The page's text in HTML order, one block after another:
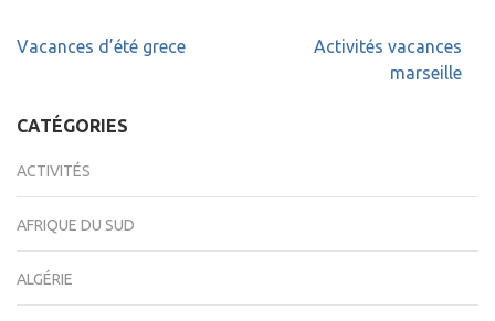
Navigation
Vacances d’été grece
Activités vacances
marseille
CATÉGORIES
ACTIVITÉS
AFRIQUE DU SUD
ALGÉRIE